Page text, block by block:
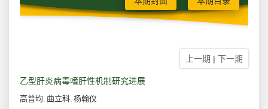
上一期 | 下一期
乙型肝炎病毒嗜肝性机制研究进展
高普均, 曲立科, 杨翰仪